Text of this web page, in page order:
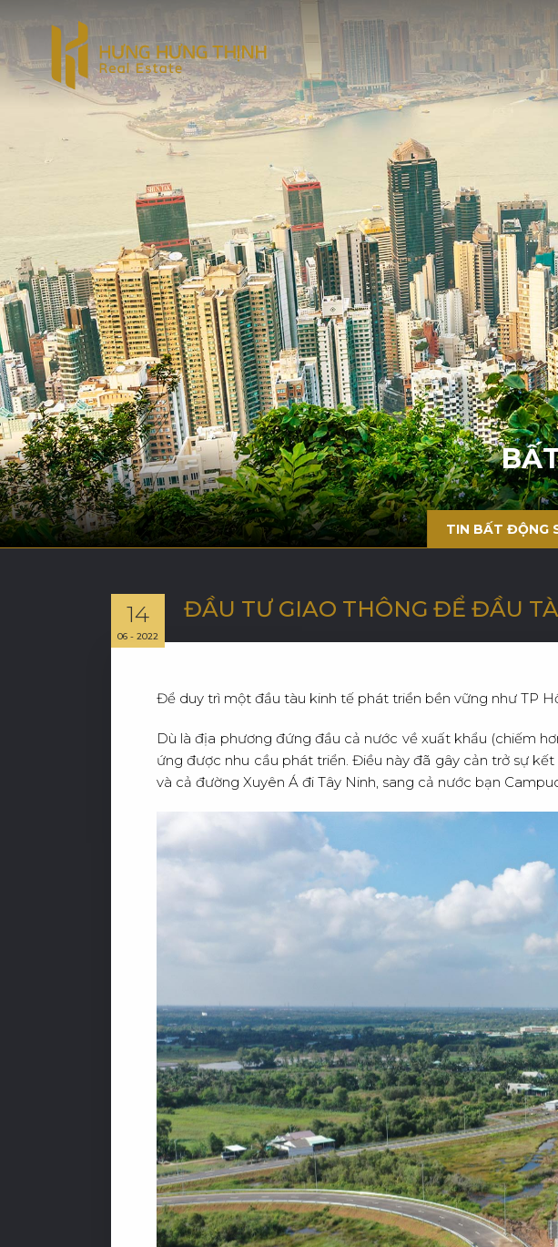
NH VỰ
TIN BẤT ĐỘNG
14
06 - 2022
ĐẦU TƯ GIAO THÔNG ĐỂ ĐẦU
Để duy trì một đầu tàu kinh tế phát triển bền vững như TP
Dù là địa phương đứng đầu cả nước về xuất khẩu (chiếm
ứng được nhu cầu phát triển. Điều này đã gây cản trở sự
và cả đường Xuyên Á đi Tây Ninh, sang cả nước bạn